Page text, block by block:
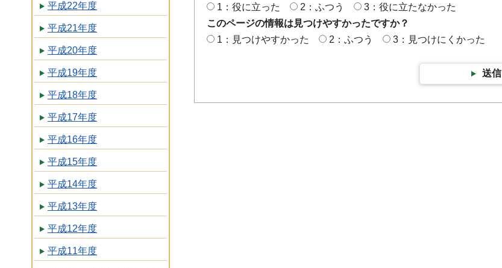
平成22年度
平成21年度
平成20年度
平成19年度
平成18年度
平成17年度
平成16年度
平成15年度
平成14年度
平成13年度
平成12年度
平成11年度
1：役に立った
2：ふつう
3：役に立たなかった
このページの情報は見つけやすかったですか？
1：見つけやすかった
2：ふつう 3：見つけにくかった
送信